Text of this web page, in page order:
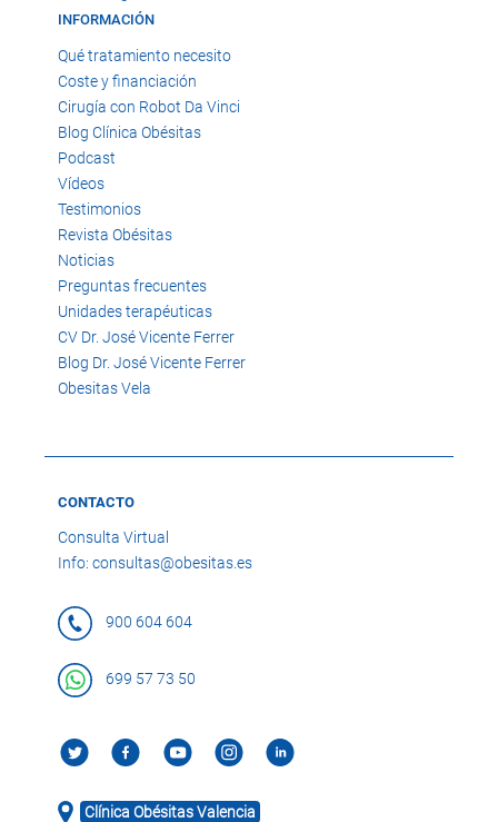
INFORMACIÓN
Qué tratamiento necesito
Coste y financiación
Cirugía con Robot Da Vinci
Blog Clínica Obésitas
Podcast
Vídeos
Testimonios
Revista Obésitas
Noticias
Preguntas frecuentes
Unidades terapéuticas
CV Dr. José Vicente Ferrer
Blog Dr. José Vicente Ferrer
Obesitas Vela
CONTACTO
Consulta Virtual
Info: consultas@obesitas.es
900 604 604
699 57 73 50
Clínica Obésitas Valencia